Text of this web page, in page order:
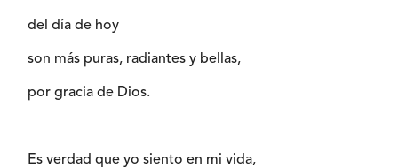
del día de hoy
son más puras, radiantes y bellas,
por gracia de Dios.
Es verdad que yo siento en mi vida,